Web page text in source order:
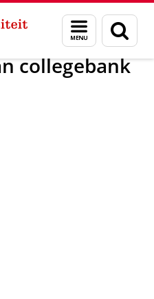
Menu
en
zoeken
projecten en publicaties
collegebank